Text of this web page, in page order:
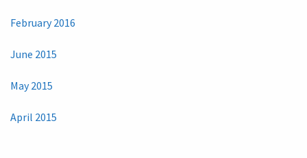
February 2016
June 2015
May 2015
April 2015